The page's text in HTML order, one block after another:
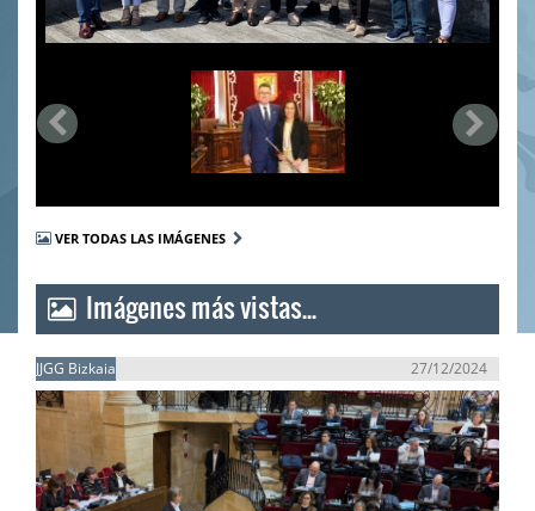
VER TODAS LAS IMÁGENES
Imágenes más vistas...
JJGG Bizkaia 27/12/2024